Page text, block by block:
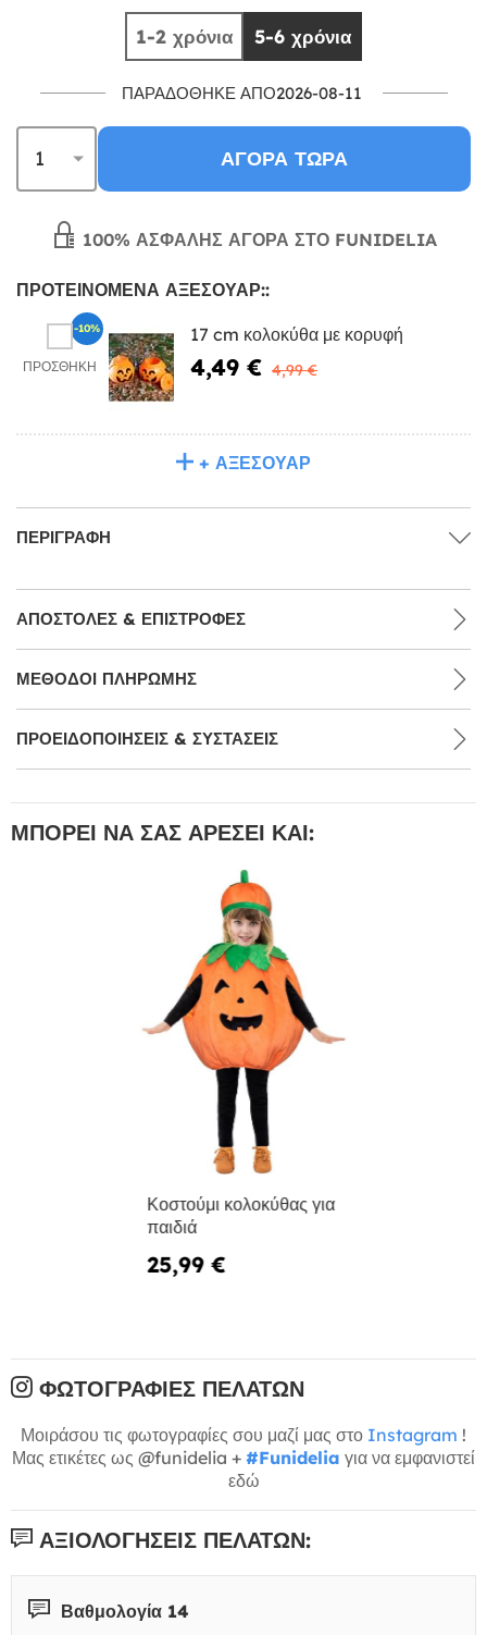
1-2 χρόνια 5-6 χρόνια
ΠΑΡΑΔΌΘΗΚΕ ΑΠΌ2026-08-11
ΑΓΟΡΆ ΤΏΡΑ
100% ΑΣΦΑΛΉΣ ΑΓΟΡΆ ΣΤΟ FUNIDELIA
ΠΡΟΤΕΙΝΌΜΕΝΑ ΑΞΕΣΟΥΆΡ::
ΠΡΟΣΘΉΚΗ
17 cm κολοκύθα με κορυφή
4,49 € 4,99 €
-10%
+ ΑΞΕΣΟΥΆΡ
ΠΕΡΙΓΡΑΦΉ
ΑΠΟΣΤΟΛΈΣ & ΕΠΙΣΤΡΟΦΈΣ
ΜΕΘΌΔΟΙ ΠΛΗΡΩΜΉΣ
ΠΡΟΕΙΔΟΠΟΙΉΣΕΙΣ & ΣΥΣΤΆΣΕΙΣ
ΜΠΟΡΕΊ ΝΑ ΣΑΣ ΑΡΈΣΕΙ ΚΑΙ:
Κοστούμι κολοκύθας για
παιδιά
25,99 €
ΦΩΤΟΓΡΑΦΊΕΣ ΠΕΛΑΤΏΝ
Μοιράσου τις φωτογραφίες σου μαζί μας στο Instagram !
Μας ετικέτες ως @funidelia + #Funidelia για να εμφανιστεί
εδώ
ΑΞΙΟΛΟΓΉΣΕΙΣ ΠΕΛΑΤΏΝ:
Βαθμολογία 14